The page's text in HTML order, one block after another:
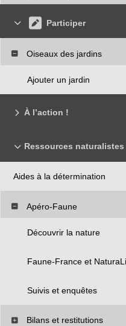
Participer
Oiseaux des jardins
Ajouter un jardin
À l’action !
Ressources naturalistes
Aides à la détermination
Apéro-Faune
Découvrir la nature
Faune-France et
Suivis et enquêtes
Bilans et restitutions